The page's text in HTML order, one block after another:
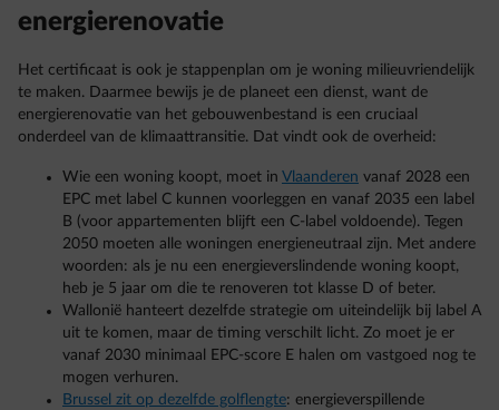
energierenovatie
Het certificaat is ook je stappenplan om je woning milieuvriendelijk
te maken. Daarmee bewijs je de planeet een dienst, want de
energierenovatie van het gebouwenbestand is een cruciaal
onderdeel van de klimaattransitie. Dat vindt ook de overheid:
Wie een woning koopt, moet in Vlaanderen vanaf 2028 een
EPC met label C kunnen voorleggen en vanaf 2035 een label
B (voor appartementen blijft een C-label voldoende). Tegen
2050 moeten alle woningen energieneutraal zijn. Met andere
woorden: als je nu een energieverslindende woning koopt,
heb je 5 jaar om die te renoveren tot klasse D of beter.
Wallonië hanteert dezelfde strategie om uiteindelijk bij label A
uit te komen, maar de timing verschilt licht. Zo moet je er
vanaf 2030 minimaal EPC-score E halen om vastgoed nog te
mogen verhuren.
Brussel zit op dezelfde golflengte: energieverspillende